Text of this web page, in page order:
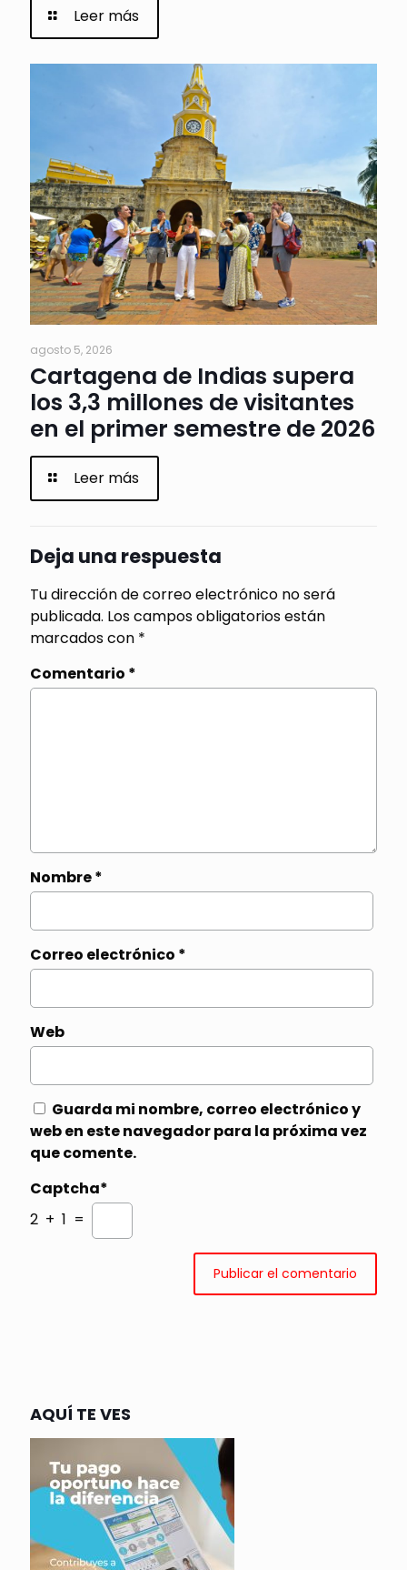
Leer más
agosto 5, 2026
Cartagena de Indias supera
los 3,3 millones de visitantes
en el primer semestre de 2026
Leer más
Deja una respuesta
Tu dirección de correo electrónico no será
publicada. Los campos obligatorios están
marcados con *
Comentario *
Nombre*
Correo electrónico *
Web
Guarda mi nombre, correo electrónico y
web en este navegador para la próxima vez
que comente.
Captcha*
2 + 1 =
AQUÍ TE VES